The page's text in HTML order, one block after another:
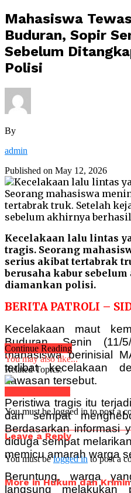
Mahasiswa
Buduran, Sopir
Sebelum
Polisi
By
admin
Published on May 12, 2026
Kecelakaan lalu lintas
tragis. Seorang
serius akibat tertabrak
berusaha kabur
diamankan polisi.
BERITA PATROLI –
Kecelakaan maut
Buduran, Senin (11/
mahasiswa berinisial
terlibat kecelakaan
kawasan tersebut.
Peristiwa tragis itu
dan sempat
Berdasarkan informasi
diduga sempat
memicu amarah warga
Beruntung, warga
langsung melakukan
Continue Reading
You may also like...
Related Topics:
You must be logged in to post a
Leave a Reply
You must belogged in to post a
More in Hukum dan